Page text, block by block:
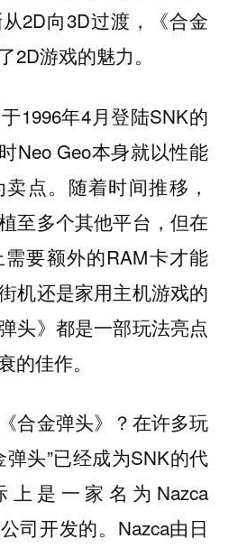
2D向3D过渡，《合金
2D游戏的魅力。
1996年4月登陆SNK的
Neo Geo本身就以性能
点。随着时间推移，
至多个其他平台，但在
要额外的RAM卡才能
机还是家用主机游戏的
头》都是一部玩法亮点
的佳作。
合金弹头》？在许多玩
头”已经成为SNK的代
是一家名为Nazca
司开发的。Nazca由日